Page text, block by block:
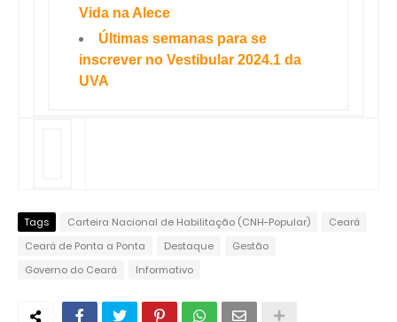
Vida na Alece
Últimas semanas para se
inscrever no Vestibular 2024.1 da
UVA
Tags Carteira Nacional de Habilitação (CNH-Popular)
Ceará
Ceará de Ponta a Ponta
Destaque
Gestão
Governo do Ceará
Informativo